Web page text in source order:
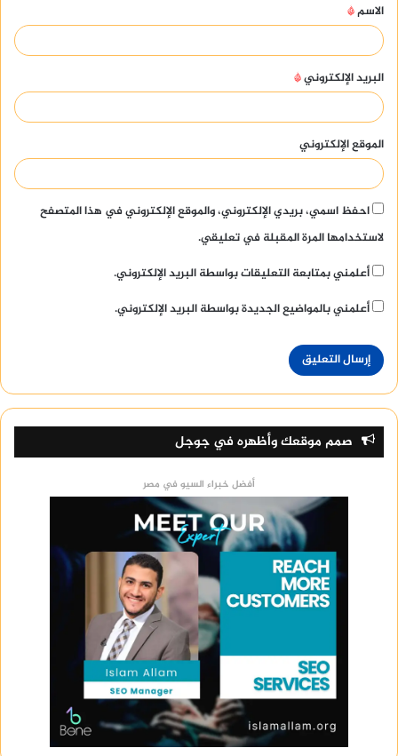
*
الاسم*
البريد الإلكتروني*
الموقع الإلكتروني
احفظ اسمي، بريدي الإلكتروني، والموقع الإلكتروني في هذا المتصفح
لاستخدامها المرة المقبلة في تعليقي.
أعلمني بمتابعة التعليقات بواسطة البريد الإلكتروني.
أعلمني بالمواضيع الجديدة بواسطة البريد الإلكتروني.
صمم موقعك وأظهره في جوجل
أفضل خبراء السيو في مصر